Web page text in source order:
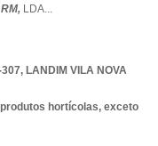
LDA...
, LANDIM VILA NOVA
hortícolas, exceto